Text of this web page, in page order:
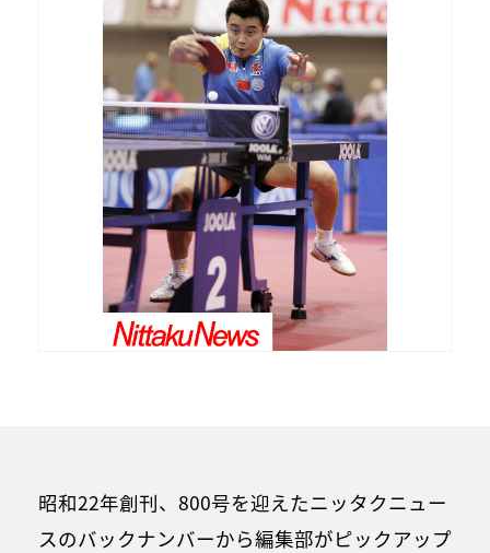
昭和22年創刊、800号を迎えたニッタクニュー
スのバックナンバーから編集部がピックアップ